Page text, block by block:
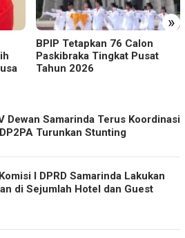
»
BPIP Tetapkan 76 Calon
Paskibraka Tingkat Pusat
Tahun 2026
Dewan Samarinda Terus Koordinasi
Turunkan Stunting
I DPRD Samarinda Lakukan
di Sejumlah Hotel dan Guest